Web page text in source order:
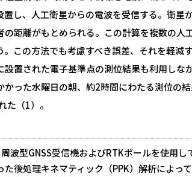
置し、人工衛星からの電波を受信する。衛
の距離がもとめられる。この計算を複数の人
。この方法でも考慮すべき誤差、それを軽減
設置された電子基準点の測位結果も利用し
かった水曜日の朝、約2時間にわたる測位の
（1）。
波型GNSS受信機およびRTKポールを使用
た後処理キネマティック（PPK）解析によっ